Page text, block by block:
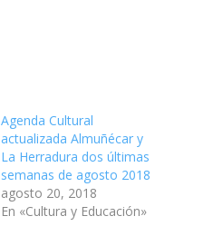
Agenda Cultural
actualizada Almuñécar y
La Herradura dos últimas
semanas de agosto 2018
agosto 20, 2018
En «Cultura y Educación»